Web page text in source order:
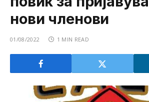
нови членови
01/08/2022 1 MIN READ